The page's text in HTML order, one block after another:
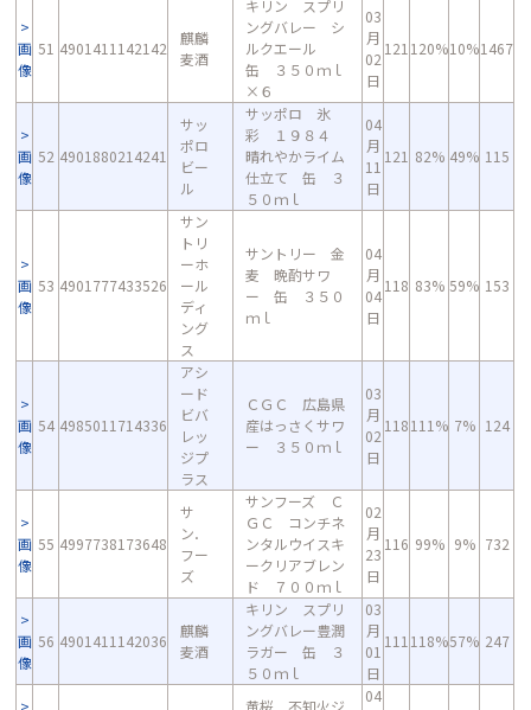
画
像
51 4901411142142
麒麟
麦酒
キリン スプリ
ングバレー シ
ルクエール
缶 ３５０ｍｌ
×６
03
月
02
日
121 120%10%1467
画
像
52 4901880214241
サッ
ポロ
ビー
ル
サッポロ 氷
彩 １９８４
晴れやかライム
仕立て 缶 ３
５０ｍｌ
04
月
11
日
121 82% 49% 115
画
像
53 4901777433526
サン
トリ
ーホ
ール
ディ
ング
ス
サントリー 金
麦 晩酌サワ
ー 缶 ３５０
ｍｌ
04
月
04
日
118 83% 59% 153
画
像
54 4985011714336
アシ
ード
ビバ
レッ
ジプ
ラス
ＣＧＣ 広島県
産はっさくサワ
ー ３５０ｍｌ
03
月
02
日
118111% 7% 124
画
像
55 4997738173648
サ
ン．
フー
ズ
サンフーズ Ｃ
ＧＣ コンチネ
ンタルウイスキ
ークリアブレン
ド ７００ｍｌ
02
月
23
日
116 99% 9% 732
画
像
56 4901411142036
麒麟
麦酒
キリン スプリ
ングバレー豊潤
ラガー 缶 ３
５０ｍｌ
03
月
01
日
111 118%57% 247
黄桜 不知火ジ
04